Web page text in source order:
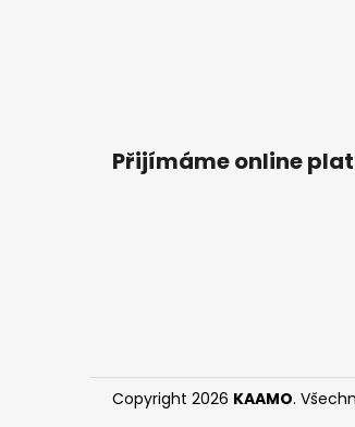
Přijímáme online
Copyright 2026 KAAMO.